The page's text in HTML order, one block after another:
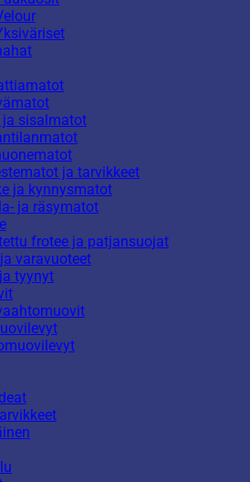
sisalmatot
ja tarvikkeet
ja kynnysmatot
ja räsymatot
frotee ja patjansuojat
varavuoteet
tyynyt